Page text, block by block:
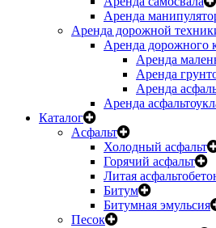
Аренда
Аренда дорожной
Аренда дорожного
Аренда
Аренда
Аренда
Аренда
Каталог
Асфальт
Холодный асфальт
Горячий асфальт
Литая
Битум
Битумная эмульсия
Песок